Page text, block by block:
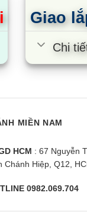
Giao
Chi
MIỀN NAM
HCM : 67 Nguyễn
Chánh Hiệp, Q12,
0982.069.704